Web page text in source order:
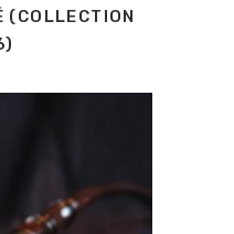
(COLLECTION